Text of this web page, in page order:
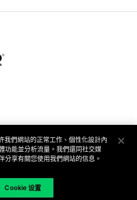
Networks. All Rights Reserved
我們網站的正常工作、個性化設計內
功能並分析流量。我們還同社交媒
分享有關您使用我們網站的信息。
Cookie 设置